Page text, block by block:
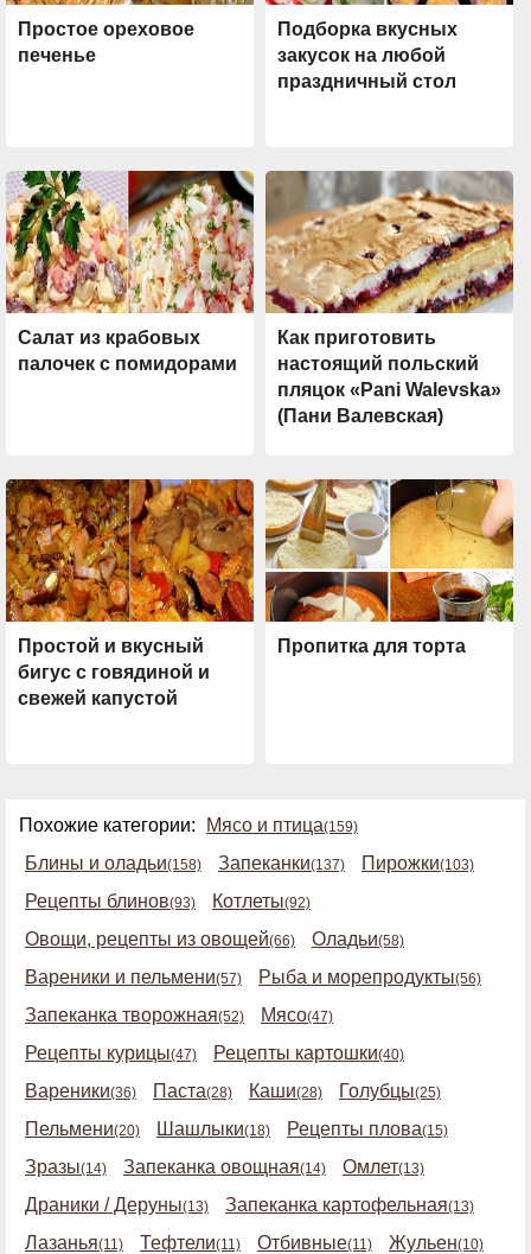
Простое ореховое
печенье
Подборка вкусных
закусок на любой
праздничный стол
Салат из крабовых
палочек с помидорами
Как приготовить
настоящий польский
пляцок «Pani Walevska»
(Пани Валевская)
Простой и вкусный
бигус с говядиной и
свежей капустой
Пропитка для торта
Похожие категории: Мясо и птица(159)
Блины и оладьи(158) Запеканки(137) Пирожки(103)
Рецепты блинов(93) Котлеты(92)
Овощи, рецепты из овощей(66) Оладьи(58)
Вареники и пельмени(57) Рыба и морепродукты(56)
Запеканка творожная(52) Мясо(47)
Рецепты курицы(47) Рецепты картошки(40)
Вареники(36) Паста(28) Каши(28) Голубцы(25)
Пельмени(20) Шашлыки(18) Рецепты плова(15)
Зразы(14) Запеканка овощная(14) Омлет(13)
Драники / Деруны(13) Запеканка картофельная(13)
Лазанья(11) Тефтели(11) Отбивные(11) Жульен(10)